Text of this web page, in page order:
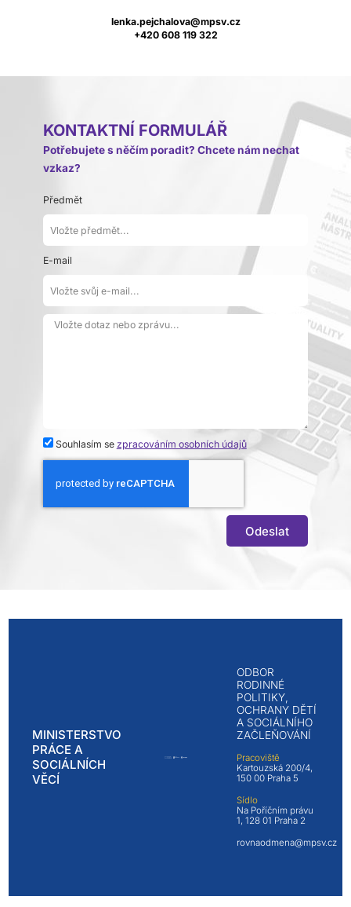
lenka.pejchalova@mpsv.cz
+420 608 119 322
KONTAKTNÍ FORMULÁŘ
Potřebujete s něčím poradit? Chcete nám nechat
vzkaz?
Předmět
E-mail
Souhlasím se zpracováním osobních údajů
Odeslat
MINISTERSTVO
PRÁCE A
SOCIÁLNÍCH
VĚCÍ
ODBOR
RODINNÉ
POLITIKY,
OCHRANY DĚTÍ
A SOCIÁLNÍHO
ZAČLEŇOVÁNÍ
Pracoviště
Kartouzská 200/4,
150 00 Praha 5
Sídlo
Na Poříčním právu
1, 128 01 Praha 2
rovnaodmena@mpsv.cz